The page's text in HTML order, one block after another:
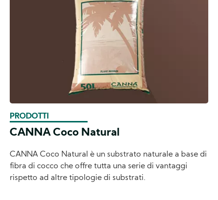
PRODOTTI
CANNA Coco Natural
CANNA Coco Natural è un substrato naturale a base di
fibra di cocco che offre tutta una serie di vantaggi
rispetto ad altre tipologie di substrati.